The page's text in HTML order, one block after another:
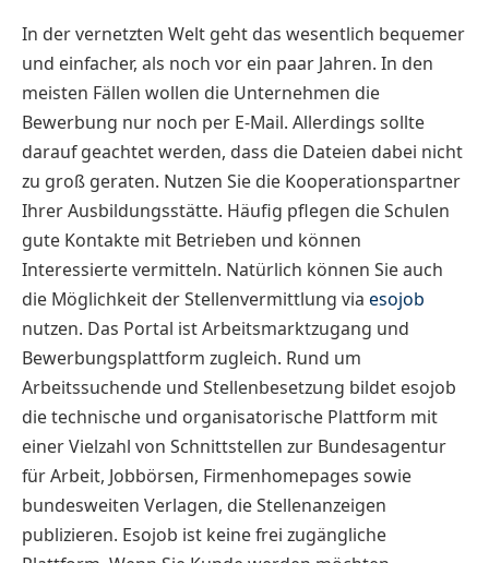
In der vernetzten Welt geht das wesentlich bequemer
und einfacher, als noch vor ein paar Jahren. In den
meisten Fällen wollen die Unternehmen die
Bewerbung nur noch per E-Mail. Allerdings sollte
darauf geachtet werden, dass die Dateien dabei nicht
zu groß geraten. Nutzen Sie die Kooperationspartner
Ihrer Ausbildungsstätte. Häufig pflegen die Schulen
gute Kontakte mit Betrieben und können
Interessierte vermitteln. Natürlich können Sie auch
die Möglichkeit der Stellenvermittlung via esojob
nutzen. Das Portal ist Arbeitsmarktzugang und
Bewerbungsplattform zugleich. Rund um
Arbeitssuchende und Stellenbesetzung bildet esojob
die technische und organisatorische Plattform mit
einer Vielzahl von Schnittstellen zur Bundesagentur
für Arbeit, Jobbörsen, Firmenhomepages sowie
bundesweiten Verlagen, die Stellenanzeigen
publizieren. Esojob ist keine frei zugängliche